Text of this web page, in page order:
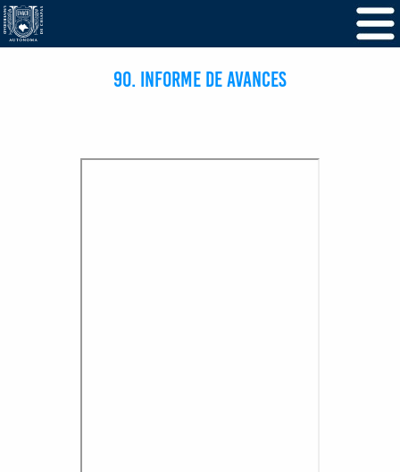
9O. INFORME DE AVANCES